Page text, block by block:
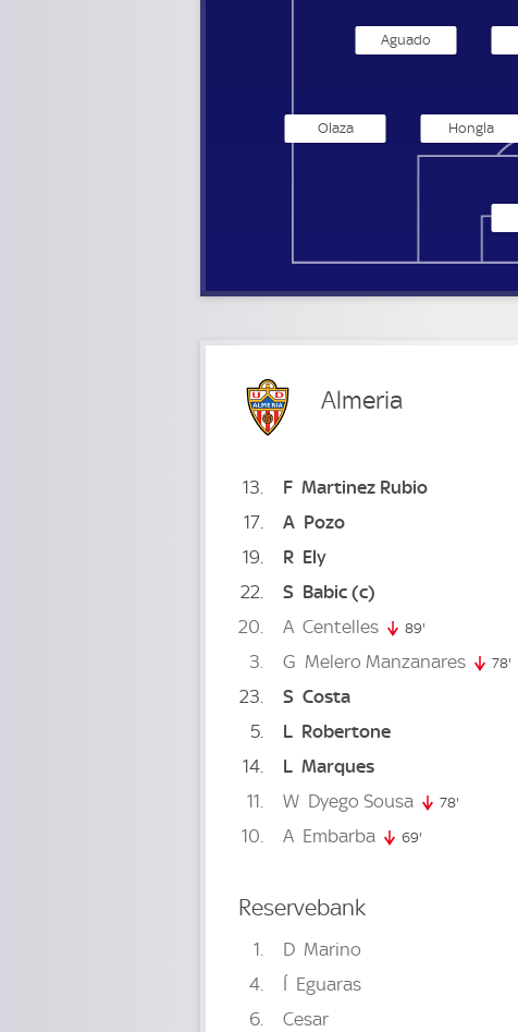
Hongla
Olaza
Aguado
Almeria
13 F Martinez Rubio
17
A Pozo
19
R Ely
22
S Babic(c)
20
A Centelles 89'
3 G Melero Manzanares 78'
23 S Costa
5
L Robertone
14
L Marques
11
W Dyego Sousa 78'
10 A Embarba 69'
Reservebank
1 D Marino
4
Í Eguaras
6
Cesar